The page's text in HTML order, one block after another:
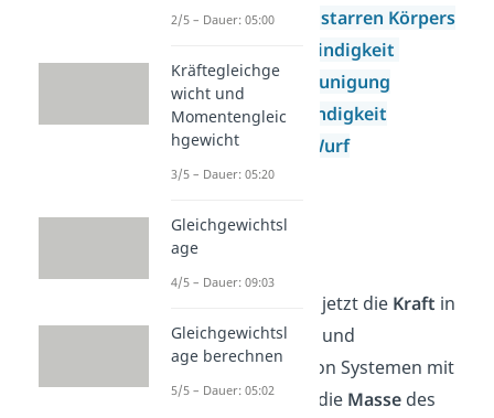
Kinematik des starren Körpers
Winkelgeschwindigkeit
Winkelbeschleunigung
Schallgeschwindigkeit
waagrechter Wurf
schiefer Wurf
Kinetik
In der Kinetik wird jetzt die Kraft in
die Berechnungen und
Beschreibungen von Systemen mit
einbezogen. Auch die Massedes
2/5 – Dauer: 05:00
Kräftegleichge
wicht und
Momentengleic
hgewicht
3/5 – Dauer: 05:20
Gleichgewichtsl
age
4/5 – Dauer: 09:03
Gleichgewichtsl
age berechnen
5/5 – Dauer: 05:02